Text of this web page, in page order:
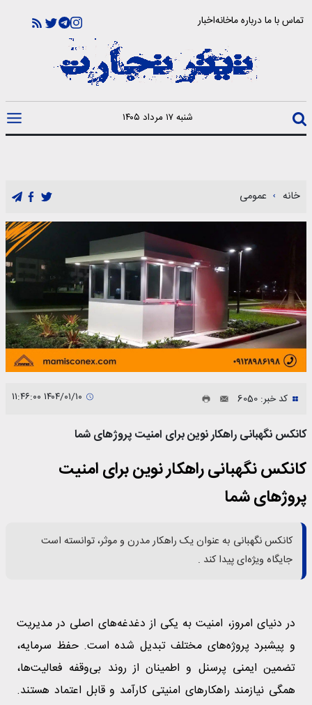
تماس با مادرباره ماخانهاخبار
شنبه ۱۷ مرداد ۱۴۰۵
خانه عمومی
کد خبر: 6050
کانکس نگهبانی راهکار نوین برای امنیت پروژهای شما
کانکس نگهبانی راهکار نوین برای امنیت
پروژهای شما
کانکس نگهبانی به عنوان یک راهکار مدرن و موثر، توانسته است
جایگاه ویژه‌ای پیدا کند .
در دنیای امروز، امنیت به یکی از دغدغه‌های اصلی در مدیریت
و پیشبرد پروژه‌های مختلف تبدیل شده است. حفظ سرمایه،
تضمین ایمنی پرسنل و اطمینان از روند بی‌وقفه فعالیت‌ها،
همگی نیازمند راهکارهای امنیتی کارآمد و قابل اعتماد هستند.